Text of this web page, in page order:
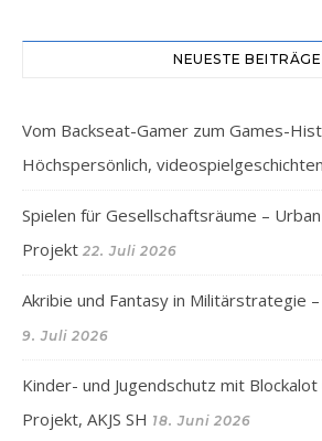
NEUESTE BEITRÄGE
Vom Backseat-Gamer zum Games-
Höchspersönlich,
Spielen für Gesellschaftsräume –
Projekt 22. Juli 2026
Akribie und Fantasy in Militärstrategie
9. Juli 2026
Kinder- und Jugendschutz mit Blockalot
Projekt, AKJS SH 18. Juni 2026